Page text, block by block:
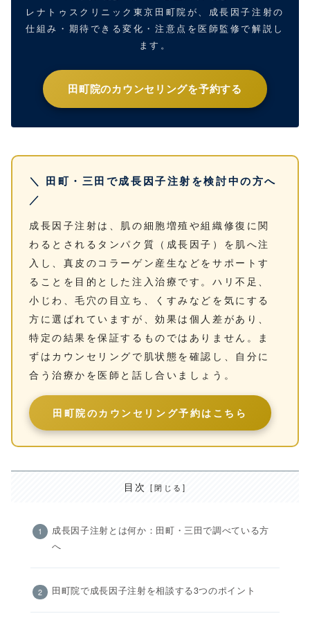
レナトゥスクリニック東京田町院が、成長因子注射の
仕組み・期待できる変化・注意点を医師監修で解説し
ます。
田町院のカウンセリングを予約する
＼ 田町・三田で成長因子注射を検討中の方へ
／
成長因子注射は、肌の細胞増殖や組織修復に関
わるとされるタンパク質（成長因子）を肌へ注
入し、真皮のコラーゲン産生などをサポートす
ることを目的とした注入治療です。ハリ不足、
小じわ、毛穴の目立ち、くすみなどを気にする
方に選ばれていますが、効果は個人差があり、
特定の結果を保証するものではありません。ま
ずはカウンセリングで肌状態を確認し、自分に
合う治療かを医師と話し合いましょう。
田町院のカウンセリング予約はこちら
目次
成長因子注射とは何か：田町・三田で調べている方
へ
田町院で成長因子注射を相談する3つのポイント